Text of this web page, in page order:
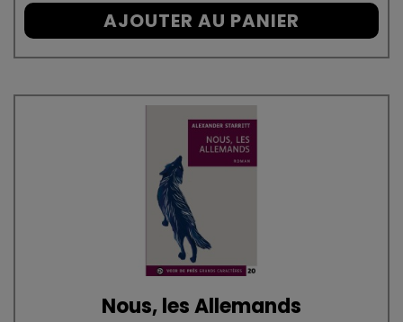
AJOUTER AU PANIER
Nous, les Allemands